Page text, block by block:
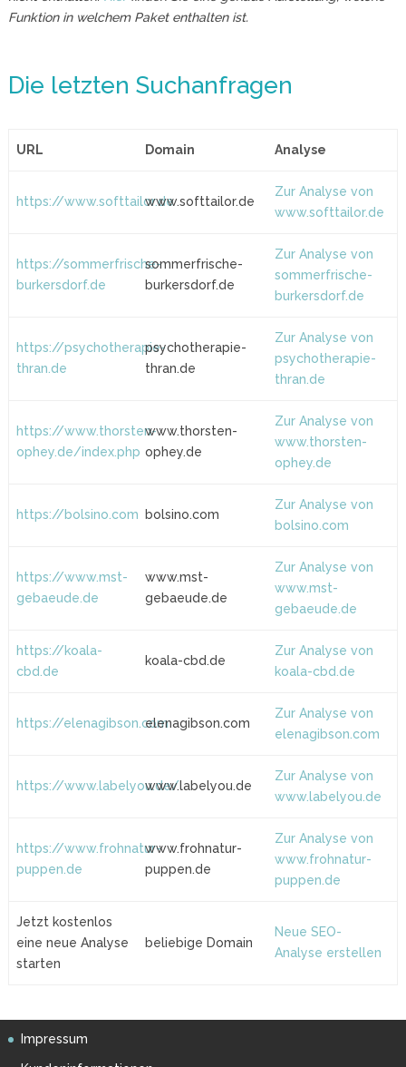
Funktion in welchem Paket enthalten ist.
Die letzten Suchanfragen
URL Domain Analyse
https://www.softtailor.dewww.softtailor.de
Zur Analyse von
www.softtailor.de
https://sommerfrische-
burkersdorf.de
sommerfrische-
burkersdorf.de
Zur Analyse von
sommerfrische-
burkersdorf.de
https://psychotherapie-
thran.de
psychotherapie-
thran.de
Zur Analyse von
psychotherapie-
thran.de
https://www.thorsten-
ophey.de/index.php
www.thorsten-
ophey.de
Zur Analyse von
www.thorsten-
ophey.de
https://bolsino.com bolsino.com
Zur Analyse von
bolsino.com
https://www.mst-
gebaeude.de
www.mst-
gebaeude.de
Zur Analyse von
www.mst-
gebaeude.de
https://koala-
cbd.de
koala-cbd.de
Zur Analyse von
koala-cbd.de
https://elenagibson.comelenagibson.com
Zur Analyse von
elenagibson.com
https://www.labelyou.de/www.labelyou.de
Zur Analyse von
www.labelyou.de
https://www.frohnatur-
puppen.de
www.frohnatur-
puppen.de
Zur Analyse von
www.frohnatur-
puppen.de
Jetzt kostenlos
eine neue Analyse
starten
beliebige Domain
Neue SEO-
Analyse erstellen
Impressum